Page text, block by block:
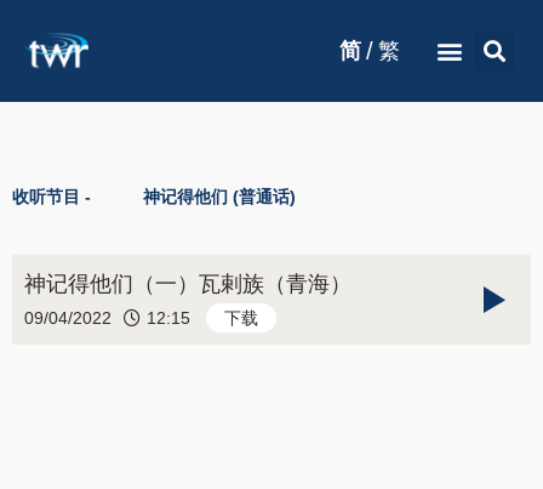
简 / 繁
收听节目 - 神记得他们 (普通话)
神记得他们（一）瓦剌族（青海）
09/04/2022 12:15 下载